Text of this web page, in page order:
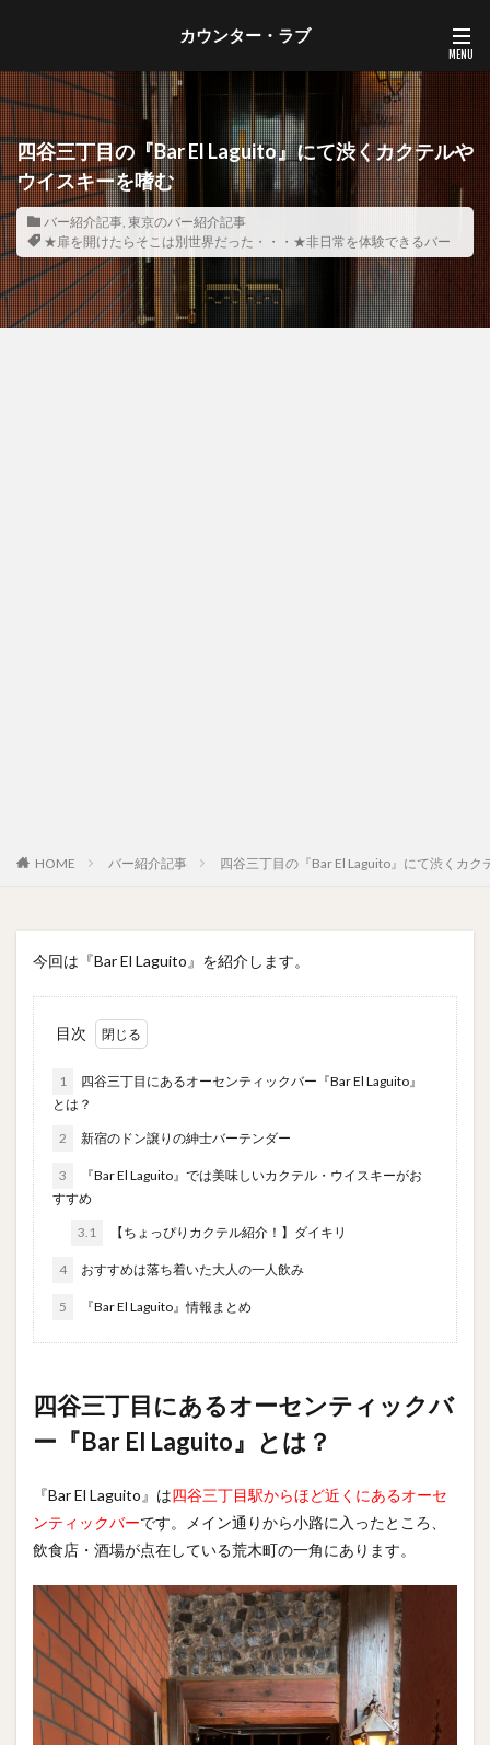
カウンター・ラブ
四谷三丁目の『Bar El Laguito』にて渋くカクテルや
ウイスキーを嗜む
バー紹介記事, 東京のバー紹介記事
★扉を開けたらそこは別世界だった・・・★非日常を体験できるバー
HOME バー紹介記事 四谷三丁目の『Bar El Laguito』にて渋くカク
今回は『Bar El Laguito』を紹介します。
目次
1
四谷三丁目にあるオーセンティックバー『Bar El Laguito』
とは？
2 新宿のドン譲りの紳士バーテンダー
3
『Bar El Laguito』では美味しいカクテル・ウイスキーがお
すすめ
3.1 【ちょっぴりカクテル紹介！】ダイキリ
4 おすすめは落ち着いた大人の一人飲み
5 『Bar El Laguito』情報まとめ
四谷三丁目にあるオーセンティックバ
ー『Bar El Laguito』とは？
『Bar El Laguito』は四谷三丁目駅からほど近くにあるオーセ
ンティックバーです。メイン通りから小路に入ったところ、
飲食店・酒場が点在している荒木町の一角にあります。